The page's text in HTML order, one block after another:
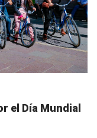
el Día Mundial